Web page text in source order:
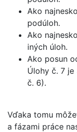
Ako
podúloh.
Ako
iných úloh.
Ako posun
Úlohy č. 7
č. 6).
Vďaka tomu
a fázami práce